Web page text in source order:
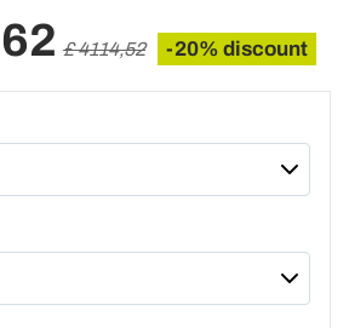
£ 4114,52 -20% discount